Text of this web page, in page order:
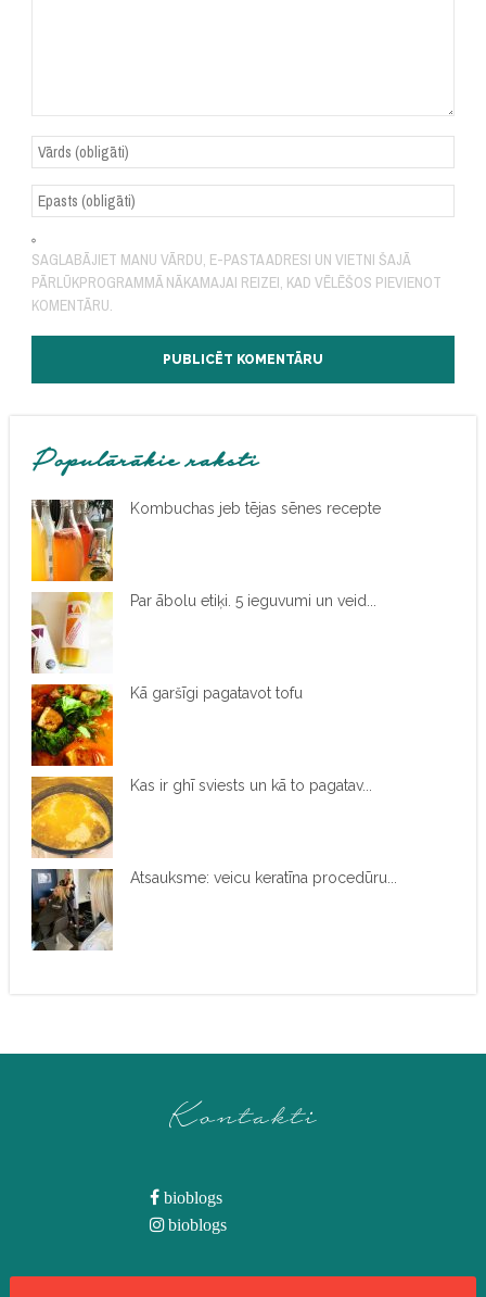
SAGLABĀJIET MANU VĀRDU, E-PASTA ADRESI UN VIETNI ŠAJĀ
PĀRLŪKPROGRAMMĀ NĀKAMAJAI REIZEI, KAD VĒLĒŠOS PIEVIENOT
KOMENTĀRU.
Populārākie raksti
Kombuchas jeb tējas sēnes recepte
Par ābolu etiķi. 5 ieguvumi un veid...
Kā garšīgi pagatavot tofu
Kas ir ghī sviests un kā to pagatav...
Atsauksme: veicu keratīna procedūru...
Kontakti
bioblogs
bioblogs